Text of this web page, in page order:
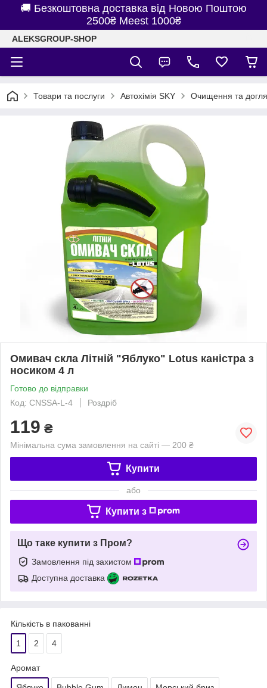
🚚 Безкоштовна доставка від Новою Поштою
2500₴ Meest 1000₴
ALEKSGROUP-SHOP
Товари та послуги Автохімія SKY Очищення та
Омивач скла Літній "Яблуко" Lotus каністра з
носиком 4 л
Готово до відправки
Код: CNSSA-L-4
Роздріб
119 ₴
Мінімальна сума замовлення на сайті — 200 ₴
Купити
або
Купити з
Що таке купити з Пром?
Замовлення під захистом
Доступна доставка
Кількість в пакованні
1 2 4
Аромат